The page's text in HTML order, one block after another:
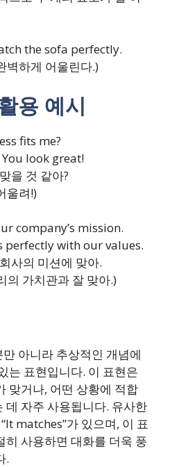
the sofa perfectly.
벽하게 어울린다.)
용 예시
fits me?
look great!
을 것 같아?
울려!)
company’s mission.
with our values.
사의 미션에 맞아.
의 가치관과 잘 맞아.)
아니라 추상적인 개념에
는 표현입니다. 이 표현은
맞거나, 어떤 상황에 적합
데 자주 사용됩니다. 유사한
matches”가 있으며, 이 표
히 사용하면 대화를 더욱 풍
.